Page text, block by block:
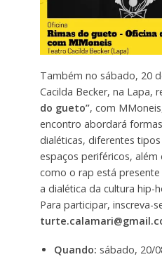
Também no sábado, 20
Cacilda Becker, na Lapa,
do gueto”, com
encontro abordará
dialéticas, diferentes
espaços periféricos,
como o rap está
a dialética da cultura hip-
Para participar, inscreva-
Quando: sábado, 20/